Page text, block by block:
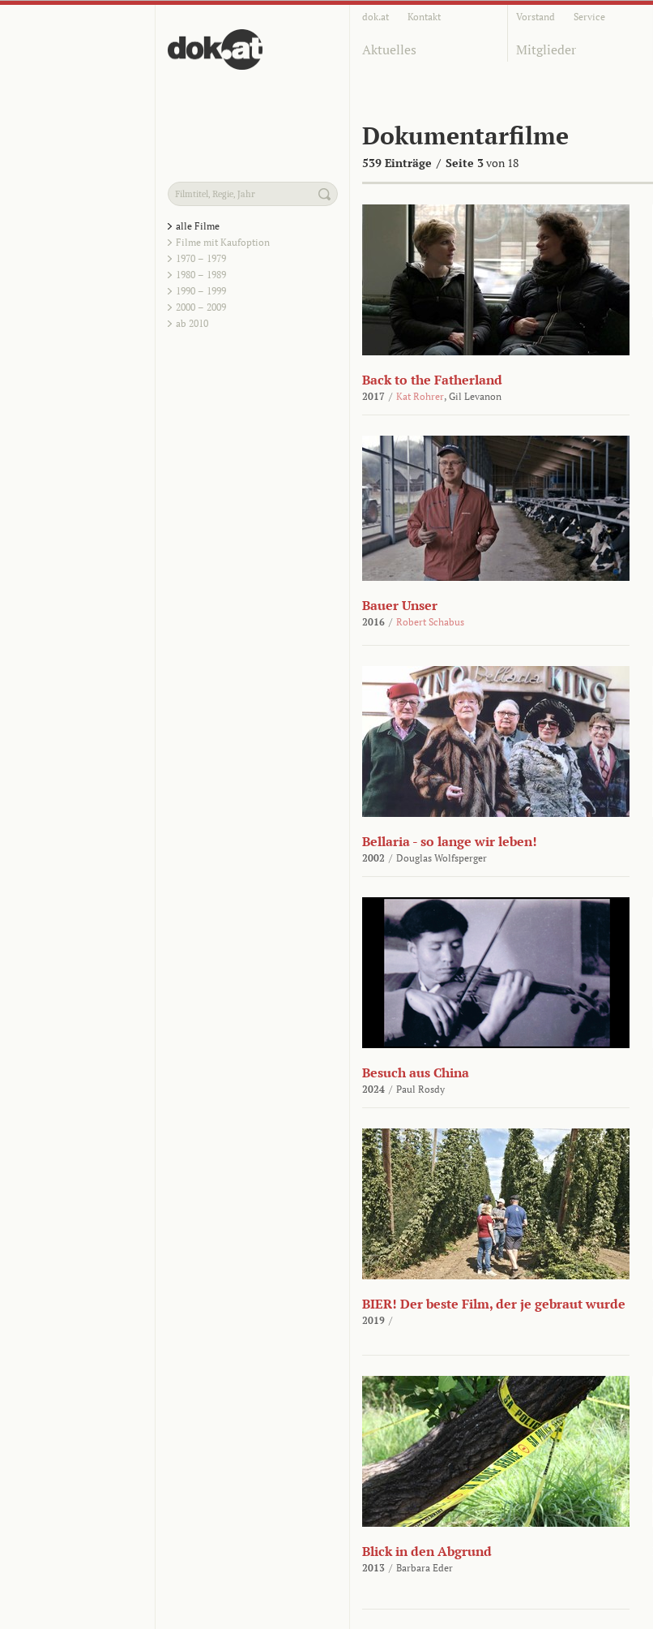
dok.at Kontakt Vorstand Service
Aktuelles Mitglieder
Dokumentarfilme
539 Einträge / Seite 3von 18
alle Filme
Filme mit Kaufoption
1970 – 1979
1980 – 1989
1990 – 1999
2000 – 2009
ab 2010
Back to the Fatherland
2017 / Kat Rohrer, Gil Levanon
Bauer Unser
2016 / Robert Schabus
Bellaria - so lange wir leben!
2002 / Douglas Wolfsperger
Besuch aus China
2024 / Paul Rosdy
BIER! Der beste Film, der je gebraut wurde
2019 /
Blick in den Abgrund
2013 / Barbara Eder